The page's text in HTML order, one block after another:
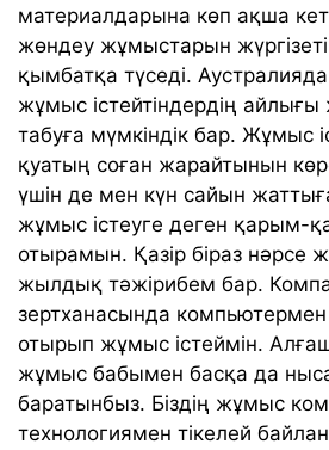
материалдарына көп ақша
жөндеу жұмыстарын
қымбатқа түседі.
жұмыс істейтіндердің
табуға мүмкіндік бар. Жұмыс
қуатың соған жарайтынын
үшін де мен күн сайын
жұмыс істеуге деген қарым-
отырамын. Қазір біраз нәрсе
жылдық тәжірибем бар.
зертханасында
отырып жұмыс істеймін.
жұмыс бабымен басқа да
баратынбыз. Біздің жұмыс
технологиямен тікелей